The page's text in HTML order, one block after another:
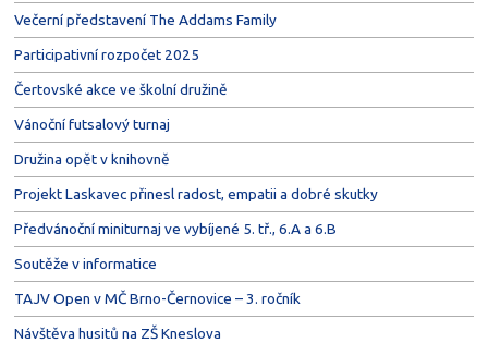
Večerní představení The Addams Family
Participativní rozpočet 2025
Čertovské akce ve školní družině
Vánoční futsalový turnaj
Družina opět v knihovně
Projekt Laskavec přinesl radost, empatii a dobré skutky
Předvánoční miniturnaj ve vybíjené 5. tř., 6.A a 6.B
Soutěže v informatice
TAJV Open v MČ Brno-Černovice – 3. ročník
Návštěva husitů na ZŠ Kneslova